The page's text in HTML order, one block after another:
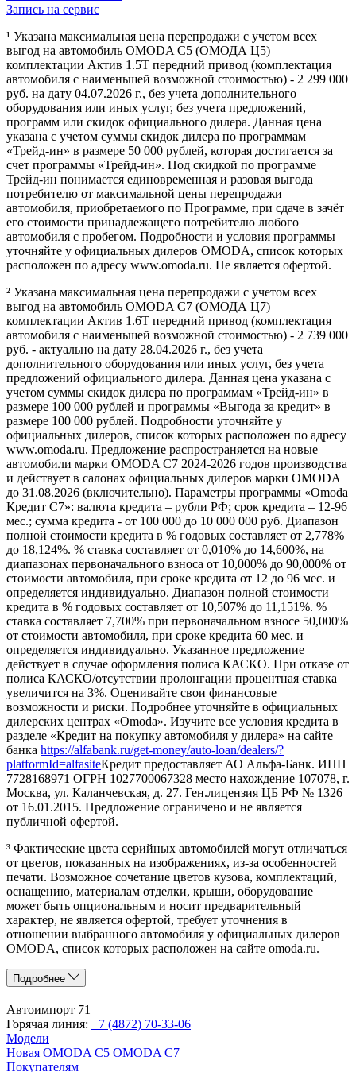
Запись на сервис
¹ Указана максимальная цена перепродажи с учетом всех
выгод на автомобиль OMODA C5 (ОМОДА Ц5)
комплектации Актив 1.5Т передний привод (комплектация
автомобиля с наименьшей возможной стоимостью) - 2 299 000
руб. на дату 04.07.2026 г., без учета дополнительного
оборудования или иных услуг, без учета предложений,
программ или скидок официального дилера. Данная цена
указана с учетом суммы скидок дилера по программам
«Трейд-ин» в размере 50 000 рублей, которая достигается за
счет программы «Трейд-ин». Под скидкой по программе
Трейд-ин понимается единовременная и разовая выгода
потребителю от максимальной цены перепродажи
автомобиля, приобретаемого по Программе, при сдаче в зачёт
его стоимости принадлежащего потребителю любого
автомобиля с пробегом. Подробности и условия программы
уточняйте у официальных дилеров OMODA, список которых
расположен по адресу www.omoda.ru. Не является офертой.
² Указана максимальная цена перепродажи с учетом всех
выгод на автомобиль OMODA C7 (ОМОДА Ц7)
комплектации Актив 1.6T передний привод (комплектация
автомобиля с наименьшей возможной стоимостью) - 2 739 000
руб. - актуально на дату 28.04.2026 г., без учета
дополнительного оборудования или иных услуг, без учета
предложений официального дилера. Данная цена указана с
учетом суммы скидок дилера по программам «Трейд-ин» в
размере 100 000 рублей и программы «Выгода за кредит» в
размере 100 000 рублей. Подробности уточняйте у
официальных дилеров, список которых расположен по адресу
www.omoda.ru. Предложение распространяется на новые
автомобили марки OMODA C7 2024-2026 годов производства
и действует в салонах официальных дилеров марки OMODA
до 31.08.2026 (включительно). Параметры программы «Omoda
Кредит C7»: валюта кредита – рубли РФ; срок кредита – 12-96
мес.; сумма кредита - от 100 000 до 10 000 000 руб. Диапазон
полной стоимости кредита в % годовых составляет от 2,778%
до 18,124%. % ставка составляет от 0,010% до 14,600%, на
диапазонах первоначального взноса от 10,000% до 90,000% от
стоимости автомобиля, при сроке кредита от 12 до 96 мес. и
определяется индивидуально. Диапазон полной стоимости
кредита в % годовых составляет от 10,507% до 11,151%. %
ставка составляет 7,700% при первоначальном взносе 50,000%
от стоимости автомобиля, при сроке кредита 60 мес. и
определяется индивидуально. Указанное предложение
действует в случае оформления полиса КАСКО. При отказе от
полиса КАСКО/отсутствии пролонгации процентная ставка
увеличится на 3%. Оценивайте свои финансовые
возможности и риски. Подробнее уточняйте в официальных
дилерских центрах «Omoda». Изучите все условия кредита в
разделе «Кредит на покупку автомобиля у дилера» на сайте
банка https://alfabank.ru/get-money/auto-loan/dealers/?
platformId=alfasiteКредит предоставляет АО Альфа-Банк. ИНН
7728168971 ОГРН 1027700067328 место нахождение 107078, г.
Москва, ул. Каланчевская, д. 27. Ген.лицензия ЦБ РФ № 1326
от 16.01.2015. Предложение ограничено и не является
публичной офертой.
³ Фактические цвета серийных автомобилей могут отличаться
от цветов, показанных на изображениях, из-за особенностей
печати. Возможное сочетание цветов кузова, комплектаций,
оснащению, материалам отделки, крыши, оборудование
может быть опциональным и носит предварительный
характер, не является офертой, требует уточнения в
отношении выбранного автомобиля у официальных дилеров
OMODA, список которых расположен на сайте omoda.ru.
Подробнее
Автоимпорт 71
Горячая линия: +7 (4872) 70-33-06
Модели
Новая OMODA C5 OMODA C7
Покупателям